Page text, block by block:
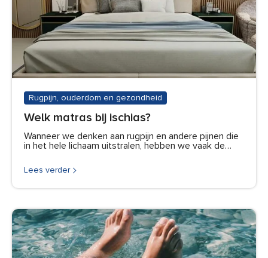
Rugpijn, ouderdom en gezondheid
Welk matras bij ischias?
Wanneer we denken aan rugpijn en andere pijnen die
in het hele lichaam uitstralen, hebben we vaak de…
Lees verder